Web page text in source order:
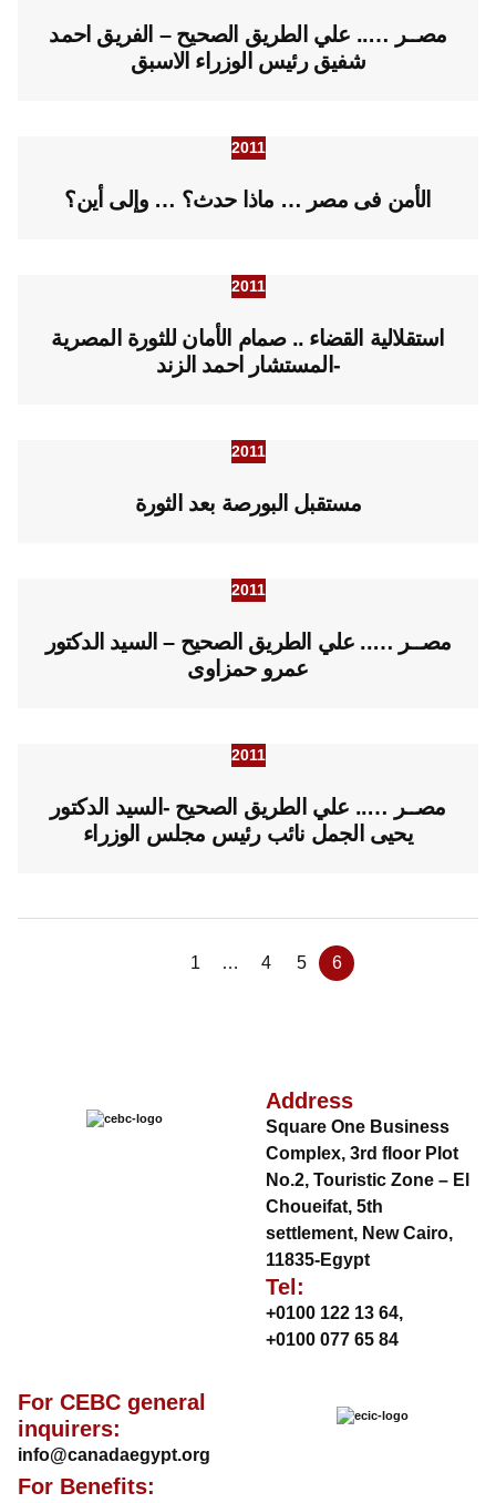
مصــر ….. علي الطريق الصحيح – الفريق احمد
شفيق رئيس الوزراء الاسبق
2011
الأمن فى مصر … ماذا حدث؟ … وإلى أين؟
2011
استقلالية القضاء .. صمام الأمان للثورة المصرية
-المستشار احمد الزند
2011
مستقبل البورصة بعد الثورة
2011
مصــر ….. علي الطريق الصحيح – السيد الدكتور
عمرو حمزاوى
2011
مصــر ….. علي الطريق الصحيح -السيد الدكتور
يحيى الجمل نائب رئيس مجلس الوزراء
1 … 4 5 6
Address
Square One Business
Complex, 3rd floor Plot
No.2, Touristic Zone – El
Choueifat, 5th
settlement, New Cairo,
11835-Egypt
Tel:
+0100 122 13 64,
+0100 077 65 84
For CEBC general
inquirers:
info@canadaegypt.org
For Benefits: